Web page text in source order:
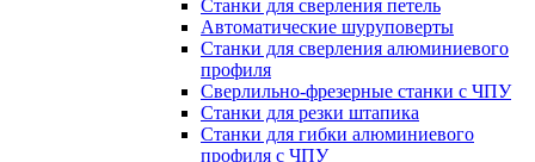
Станки для сверления петель
Автоматические шуруповерты
Станки для сверления алюминиевого
профиля
Сверлильно-фрезерные станки с ЧПУ
Станки для резки штапика
Станки для гибки алюминиевого
профиля с ЧПУ